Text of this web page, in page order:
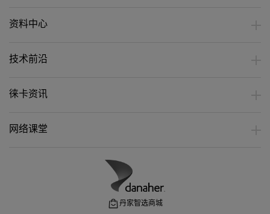
资料中心
技术前沿
徕卡资讯
网络课堂
丹家智选商城